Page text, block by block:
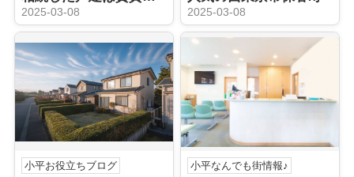
2025-03-08 2025-03-08
小平お役立ちブログ 小平なんでも街情報♪